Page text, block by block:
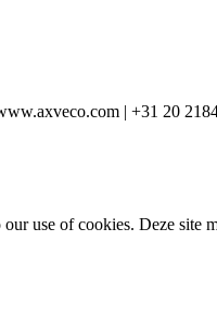
| +31 20
use of cookies. Deze